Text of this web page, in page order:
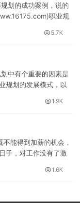
划的成功案例，说的
职业规
5.7K
中有个重要的因素是
规划的发展模式，以
1.9K
能得到加薪的机会，
子，对工作没有了激
1.6K